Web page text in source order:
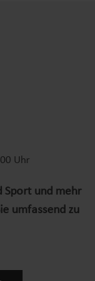
seine
um
es die
aus
und
den kleinen
Der
Uhr
Sport und mehr
umfassend zu